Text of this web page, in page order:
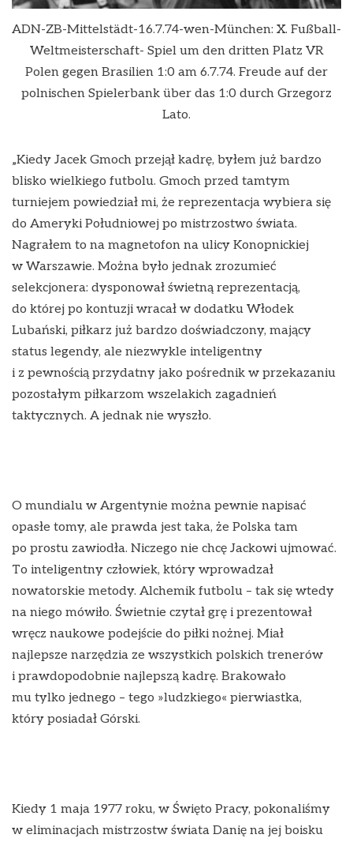
ADN-ZB-Mittelstädt-16.7.74-wen-München: X. Fußball-
Weltmeisterschaft- Spiel um den dritten Platz VR
Polen gegen Brasilien 1:0 am 6.7.74. Freude auf der
polnischen Spielerbank über das 1:0 durch Grzegorz
Lato.
„Kiedy Jacek Gmoch przejął kadrę, byłem już bardzo
blisko wielkiego futbolu. Gmoch przed tamtym
turniejem powiedział mi, że reprezentacja wybiera się
do Ameryki Południowej po mistrzostwo świata.
Nagrałem to na magnetofon na ulicy Konopnickiej
w Warszawie. Można było jednak zrozumieć
selekcjonera: dysponował świetną reprezentacją,
do której po kontuzji wracał w dodatku Włodek
Lubański, piłkarz już bardzo doświadczony, mający
status legendy, ale niezwykle inteligentny
i z pewnością przydatny jako pośrednik w przekazaniu
pozostałym piłkarzom wszelakich zagadnień
taktycznych. A jednak nie wyszło.
O mundialu w Argentynie można pewnie napisać
opasłe tomy, ale prawda jest taka, że Polska tam
po prostu zawiodła. Niczego nie chcę Jackowi ujmować.
To inteligentny człowiek, który wprowadzał
nowatorskie metody. Alchemik futbolu – tak się wtedy
na niego mówiło. Świetnie czytał grę i prezentował
wręcz naukowe podejście do piłki nożnej. Miał
najlepsze narzędzia ze wszystkich polskich trenerów
i prawdopodobnie najlepszą kadrę. Brakowało
mu tylko jednego – tego »ludzkiego« pierwiastka,
który posiadał Górski.
Kiedy 1 maja 1977 roku, w Święto Pracy, pokonaliśmy
w eliminacjach mistrzostw świata Danię na jej boisku